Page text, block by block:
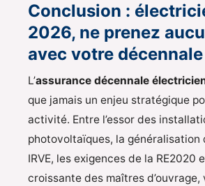
Conclusion :
2026, ne prenez
avec votre décennale
L’assurance décennale
que jamais un enjeu stratégique
activité. Entre l’essor des
photovoltaïques, la généralisation
IRVE, les exigences de la RE2020
croissante des maîtres